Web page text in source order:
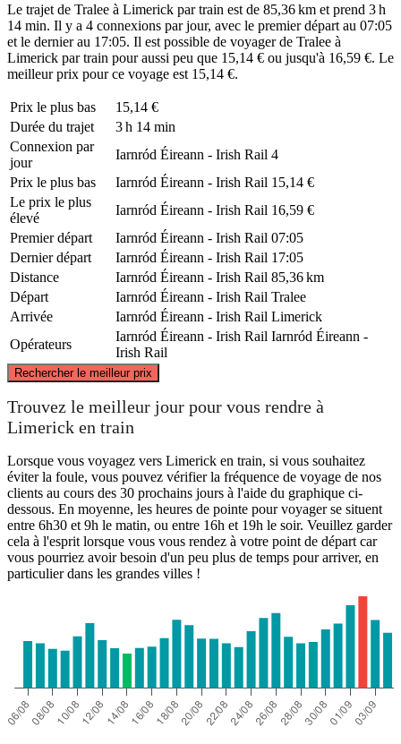
Le trajet de Tralee à Limerick par train est de 85,36 km et prend 3 h
14 min. Il y a 4 connexions par jour, avec le premier départ au 07:05
et le dernier au 17:05. Il est possible de voyager de Tralee à
Limerick par train pour aussi peu que 15,14 € ou jusqu'à 16,59 €. Le
meilleur prix pour ce voyage est 15,14 €.
Prix ​​le plus bas
15,14 €
Durée du trajet
3 h 14 min
Connexion par
jour
Iarnród Éireann - Irish Rail 4
Prix ​​le plus bas
Iarnród Éireann - Irish Rail 15,14 €
Le prix le plus
élevé
Iarnród Éireann - Irish Rail 16,59 €
Premier départ
Iarnród Éireann - Irish Rail 07:05
Dernier départ
Iarnród Éireann - Irish Rail 17:05
Distance
Iarnród Éireann - Irish Rail 85,36 km
Départ
Iarnród Éireann - Irish Rail Tralee
Arrivée
Iarnród Éireann - Irish Rail Limerick
Opérateurs
Iarnród Éireann - Irish Rail Iarnród Éireann -
Irish Rail
Rechercher le meilleur prix
Tralee
Trouvez le meilleur jour pour vous rendre à
Limerick en train
Lorsque vous voyagez vers Limerick en train, si vous souhaitez
éviter la foule, vous pouvez vérifier la fréquence de voyage de nos
clients au cours des 30 prochains jours à l'aide du graphique ci-
dessous. En moyenne, les heures de pointe pour voyager se situent
entre 6h30 et 9h le matin, ou entre 16h et 19h le soir. Veuillez garder
cela à l'esprit lorsque vous vous rendez à votre point de départ car
vous pourriez avoir besoin d'un peu plus de temps pour arriver, en
particulier dans les grandes villes !